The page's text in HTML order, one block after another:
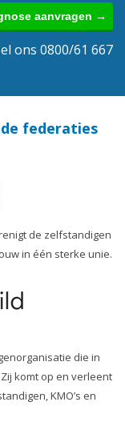
aanvragen →
ons 0800/61 667
federaties
de zelfstandigen
in één sterke unie.
die in
komt op en verleent
KMO’s en